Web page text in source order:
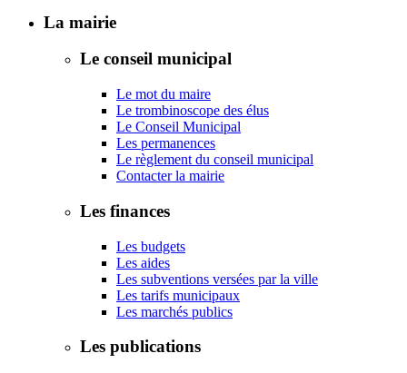
La mairie
Le conseil municipal
Le mot du maire
Le trombinoscope des élus
Le Conseil Municipal
Les permanences
Le règlement du conseil municipal
Contacter la mairie
Les finances
Les budgets
Les aides
Les subventions versées par la ville
Les tarifs municipaux
Les marchés publics
Les publications